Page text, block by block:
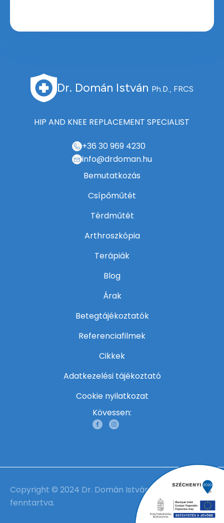
Dr. Domán István Ph.D., FRCS
HIP AND KNEE REPLACEMENT SPECIALIST
+36 30 969 4230
info@drdoman.hu
Bemutatkozás
Csípőműtét
Térdműtét
Arthroszkópia
Terápiák
Blog
Árak
Betegtájékoztatók
Referenciafilmek
Cikkek
Adatkezelési tájékoztató
Cookie nyilatkozat
Kövessen:
Copyright © 2024 Dr. Domán István | Minden jog
fenntartva.